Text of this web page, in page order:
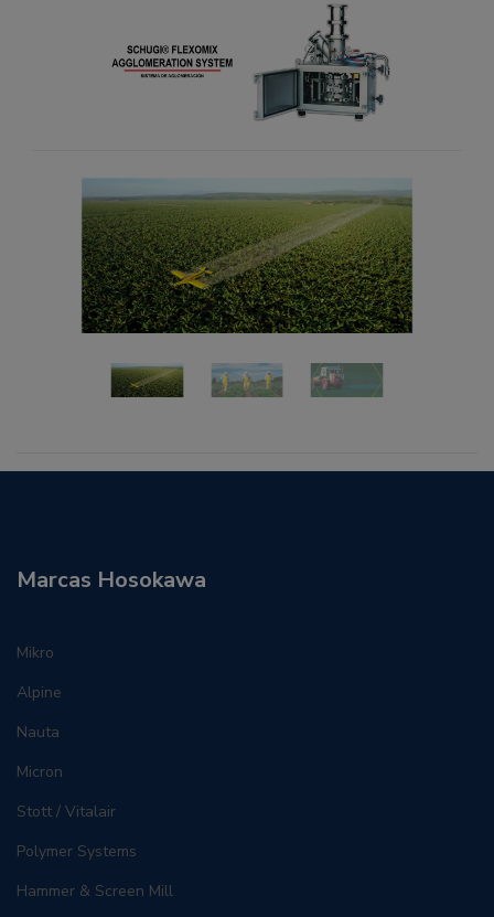
Previous
Marcas Hosokawa
Mikro
Alpine
Nauta
Micron
Stott / Vitalair
Polymer Systems
Hammer & Screen Mill